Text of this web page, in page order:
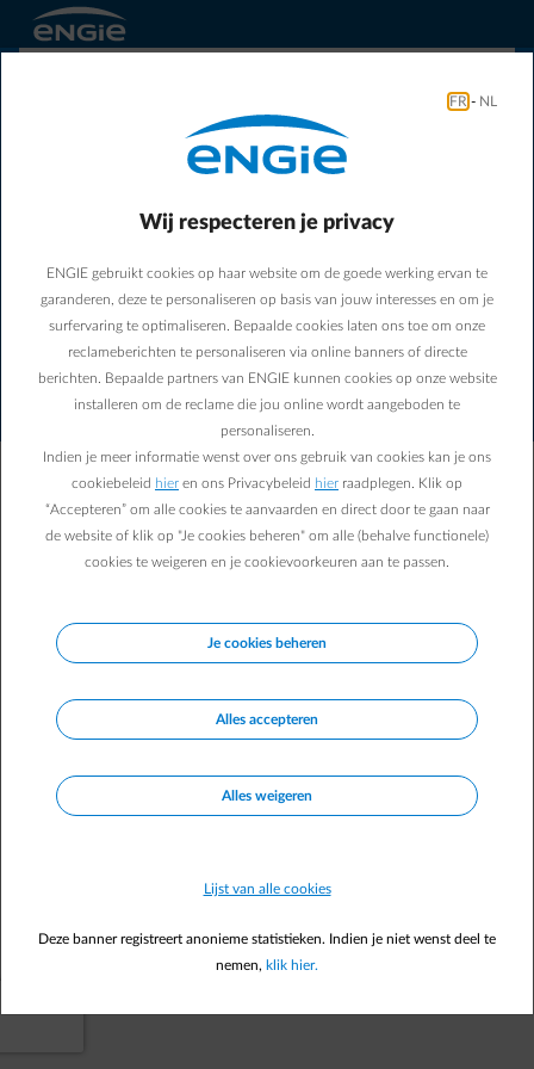
Er is een verbindingsfout
opgetreden. Controleer uw
internetverbinding en probeer
het opnieuw.
Ons team is op de hoogte gebracht van deze fout.
Noteer dit identificatienummer: WVJL-8083. Geef
het door aan de support als het probleem aanhoudt.
FR - NL
Wij respecteren je privacy
ENGIE gebruikt cookies op haar website om de goede werking ervan te
garanderen, deze te personaliseren op basis van jouw interesses en om je
surfervaring te optimaliseren. Bepaalde cookies laten ons toe om onze
reclameberichten te personaliseren via online banners of directe
berichten. Bepaalde partners van ENGIE kunnen cookies op onze website
installeren om de reclame die jou online wordt aangeboden te
personaliseren.
Indien je meer informatie wenst over ons gebruik van cookies kan je ons
cookiebeleid hier en ons Privacybeleid hier raadplegen. Klik op
“Accepteren” om alle cookies te aanvaarden en direct door te gaan naar
de website of klik op "Je cookies beheren" om alle (behalve functionele)
cookies te weigeren en je cookievoorkeuren aan te passen.
Je cookies beheren
Alles accepteren
Alles weigeren
Lijst van alle cookies
Deze banner registreert anonieme statistieken. Indien je niet wenst deel te
nemen, klik hier.